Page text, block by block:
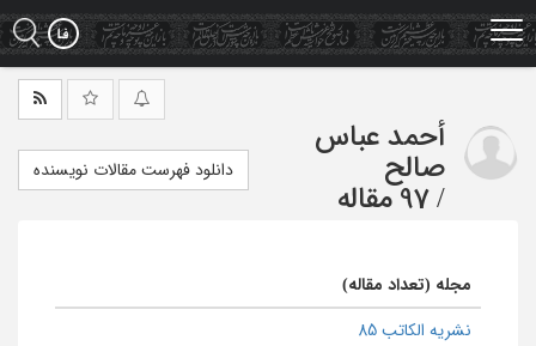
Skip
to
main
أحمد عباس
صالح
/ 97 مقاله
دانلود فهرست مقالات نویسنده
مجله (تعداد مقاله)
نشریه الکاتب 85